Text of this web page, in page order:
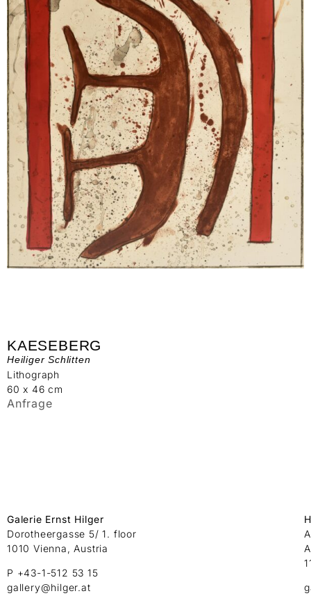
KAESEBERG
Heiliger Schlitten
Lithograph
60 x 46 cm
Anfrage
Galerie Ernst Hilger
Dorotheergasse 5/ 1. floor
1010 Vienna, Austria
P +43-1-512 53 15
gallery@hilger.at